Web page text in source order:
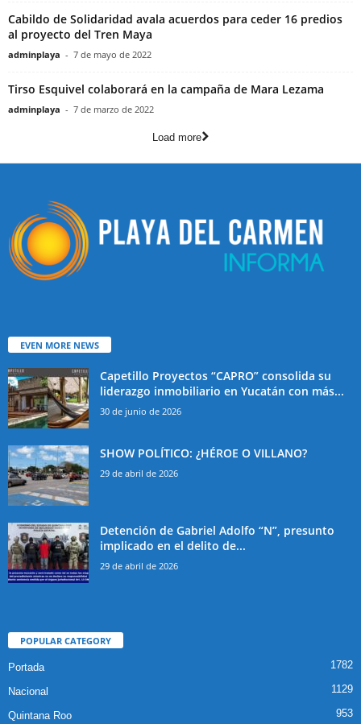
Cabildo de Solidaridad avala acuerdos para ceder 16 predios
al proyecto del Tren Maya
adminplaya - 7 de mayo de 2022
Tirso Esquivel colaborará en la campaña de Mara Lezama
adminplaya - 7 de marzo de 2022
Load more
EVEN MORE NEWS
Capetillo Proyectos “CAPRO” consolida su
liderazgo inmobiliario en Yucatán con más...
30 de junio de 2026
SHOW POLÍTICO: ¿HÉROE O VILLANO?
29 de abril de 2026
Detención de Gabriel Adolfo “N”, presunto
implicado en el delito de...
29 de abril de 2026
POPULAR CATEGORY
Portada 1782
Nacional 1129
Quintana Roo 953